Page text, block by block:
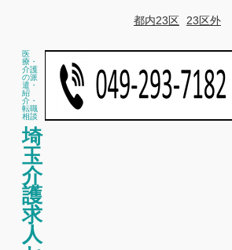
都内23区 23区外
医
療・
介護
の派
遣・
紹
介・
転職
相談
埼
玉
介
護
求
人